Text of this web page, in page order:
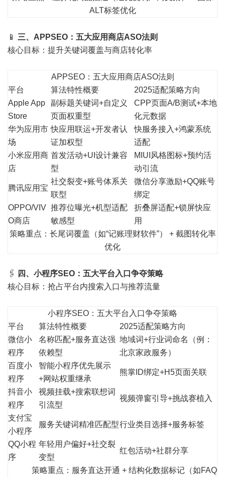
ALT标签优化
📱 三、APPSEO：五大应用商店ASO法则
核心目标：提升关键词覆盖与商店转化率
APPSEO：五大应用商店ASO法则
平台
算法特性概要
2025适配策略方向
Apple App
Store
副标题关键词+自定义
页面权重型
CPP页面A/B测试+本地
化元数据
华为应用市
场
快应用联运+开发者认
证加权型
快服务接入+鸿蒙系统
适配
小米应用商
店
首发活动+UI设计兼容
型
MIUI风格图标+预约活
动引流
腾讯应用宝
社交裂变+账号体系关
联型
微信分享激励+QQ账号
绑定
OPPO/VIV
O商店
推荐位曝光+机型适配
敏感型
折叠屏适配+锁屏快应
用
策略重点：长尾词覆盖（如“记账理财软件”） + 截图转化率
优化
🖇️
四、小程序SEO：五大平台入口争夺策略
核心目标：抢占平台内搜索入口与推荐流量
小程序SEO：五大平台入口争夺策略
平台
算法特性概要
2025适配策略方向
微信小
程序
名称匹配+服务直达强
依赖型
地域词+行业词命名（例：
北京家政服务）
百度小
程序
智能小程序优先展示
+网站权重继承
熊掌ID绑定+H5页面关联
抖音小
程序
视频挂载+搜索联想词
引流型
视频弹窗引导+挑战赛植入
支付宝
小程序
服务关键词精准匹配型行业类目选择+服务标签
QQ小程
序
年轻用户偏好+社交裂
变型
红包活动+社群分享
策略重点：服务直达开通 + 结构化数据标记（如FAQ